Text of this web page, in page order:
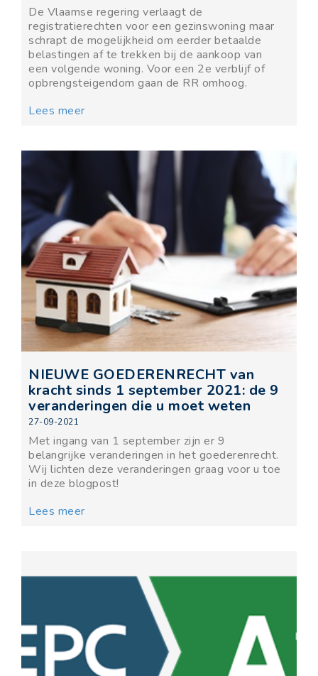
De Vlaamse regering verlaagt de
registratierechten voor een gezinswoning maar
schrapt de mogelijkheid om eerder betaalde
belastingen af te trekken bij de aankoop van
een volgende woning. Voor een 2e verblijf of
opbrengsteigendom gaan de RR omhoog.
Lees meer
NIEUWE GOEDERENRECHT van
kracht sinds 1 september 2021: de 9
veranderingen die u moet weten
27-09-2021
Met ingang van 1 september zijn er 9
belangrijke veranderingen in het goederenrecht.
Wij lichten deze veranderingen graag voor u toe
in deze blogpost!
Lees meer